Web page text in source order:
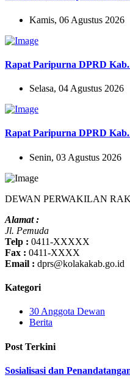
Kamis, 06 Agustus 2026
Rapat Paripurna DPRD
Selasa, 04 Agustus 2026
Rapat Paripurna DPRD
Senin, 03 Agustus 2026
DEWAN PERWAKILAN
Alamat :
Jl. Pemuda
Telp : 0411-XXXXX
Fax : 0411-XXXX
Email : dprs@kolakakab.go.id
Kategori
30 Anggota Dewan
Berita
Post Terkini
Sosialisasi dan